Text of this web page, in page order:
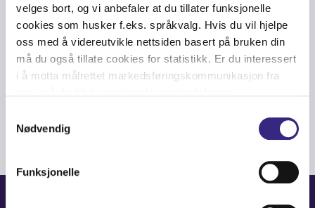
velges bort, og vi anbefaler at du tillater funksjonelle
cookies som husker f.eks. språkvalg. Hvis du vil hjelpe
oss med å videreutvikle nettsiden basert på bruken din
må du også tillate cookies for statistikk. Er du interessert
i å motta målrettet markedsføringskommunikasjon fra
Nødvendig
Funksjonelle
Tampnet signs Reseller
Agreement with Starlink, adds SD-
WAN and Managed Network
Services